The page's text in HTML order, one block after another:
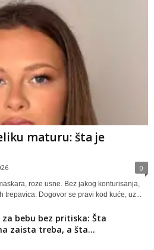
maturu: šta je
0
roze usne. Bez jakog konturisanja,
trepavica. Dogovor se pravi kod kuće, uz...
za bebu bez pritiska: Šta
zaista treba, a šta...